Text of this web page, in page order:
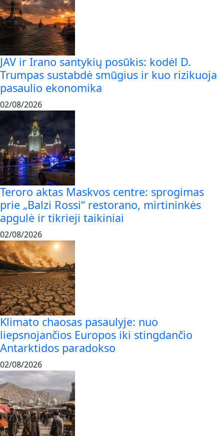
JAV ir Irano santykių posūkis: kodėl D.
Trumpas sustabdė smūgius ir kuo rizikuoja
pasaulio ekonomika
02/08/2026
Teroro aktas Maskvos centre: sprogimas
prie „Balzi Rossi“ restorano, mirtininkės
apgulė ir tikrieji taikiniai
02/08/2026
Klimato chaosas pasaulyje: nuo
liepsnojančios Europos iki stingdančio
Antarktidos paradokso
02/08/2026